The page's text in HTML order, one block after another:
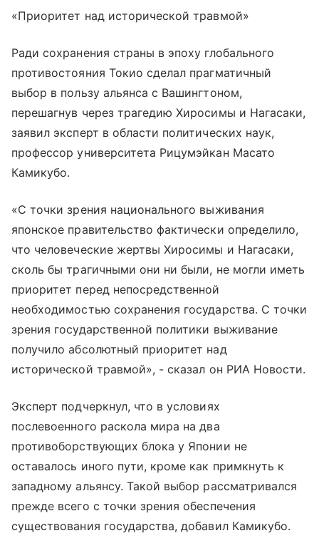
«Приоритет над исторической травмой»
Ради сохранения страны в эпоху глобального
противостояния Токио сделал прагматичный
выбор в пользу альянса с Вашингтоном,
перешагнув через трагедию Хиросимы и Нагасаки,
заявил эксперт в области политических наук,
профессор университета Рицумэйкан Масато
Камикубо.
«С точки зрения национального выживания
японское правительство фактически определило,
что человеческие жертвы Хиросимы и Нагасаки,
сколь бы трагичными они ни были, не могли иметь
приоритет перед непосредственной
необходимостью сохранения государства. С точки
зрения государственной политики выживание
получило абсолютный приоритет над
исторической травмой», - сказал он РИА Новости.
Эксперт подчеркнул, что в условиях
послевоенного раскола мира на два
противоборствующих блока у Японии не
оставалось иного пути, кроме как примкнуть к
западному альянсу. Такой выбор рассматривался
прежде всего с точки зрения обеспечения
существования государства, добавил Камикубо.